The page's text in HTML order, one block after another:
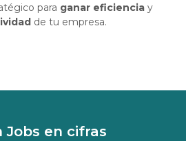
para ganar eficiencia y
de tu empresa.
Jobs en cifras